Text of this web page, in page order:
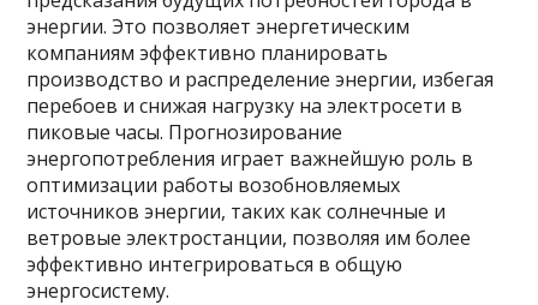
энергии. Это позволяет энергетическим
компаниям эффективно планировать
производство и распределение энергии, избегая
перебоев и снижая нагрузку на электросети в
пиковые часы. Прогнозирование
энергопотребления играет важнейшую роль в
оптимизации работы возобновляемых
источников энергии, таких как солнечные и
ветровые электростанции, позволяя им более
эффективно интегрироваться в общую
энергосистему.